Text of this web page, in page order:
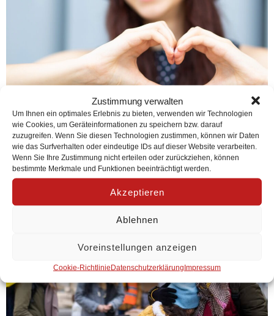
Zustimmung verwalten
Um Ihnen ein optimales Erlebnis zu bieten, verwenden wir Technologien
wie Cookies, um Geräteinformationen zu speichern bzw. darauf
zuzugreifen. Wenn Sie diesen Technologien zustimmen, können wir Daten
wie das Surfverhalten oder eindeutige IDs auf dieser Website verarbeiten.
Wenn Sie Ihre Zustimmung nicht erteilen oder zurückziehen, können
bestimmte Merkmale und Funktionen beeinträchtigt werden.
Akzeptieren
Ablehnen
Voreinstellungen anzeigen
Cookie-RichtlinieDatenschutzerklärungImpressum
Um ein Kind großzuziehen braucht es ein ganzes AdenDorf.
Bildungschancen für alle, Zusammenhalt stärken, Ideen
verwirklichen.